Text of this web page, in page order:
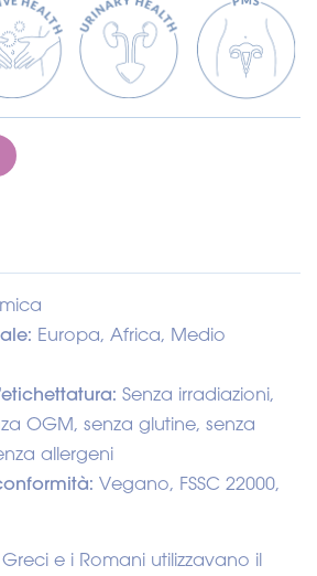
Europa, Africa, Medio
Senza irradiazioni,
OGM, senza glutine, senza
allergeni
Vegano, FSSC 22000,
e i Romani utilizzavano il